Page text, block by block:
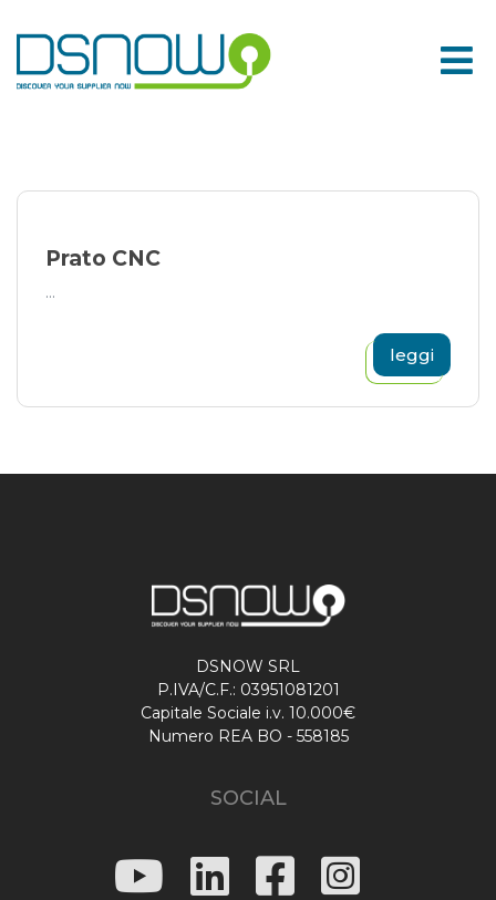
to
content
Prato CNC
...
leggi
DSNOW SRL
P.IVA/C.F.: 03951081201
Capitale Sociale i.v. 10.000€
Numero REA BO - 558185
SOCIAL